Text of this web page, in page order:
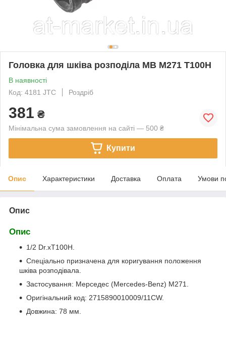
Головка для шківа розподіла MB M271 T100H
В наявності
Код: 4181 JTC
Роздріб
381 ₴
Мінімальна сума замовлення на сайті — 500 ₴
Купити
Опис Характеристики Доставка Оплата Умови
Опис
Опис
1/2 Dr.хТ100Н.
Спеціально призначена для коригування положення
шківа розподівала.
Застосування: Мерседес (Mercedes-Benz) M271.
Оригінальний код: 2715890010009/11CW.
Довжина: 78 мм.